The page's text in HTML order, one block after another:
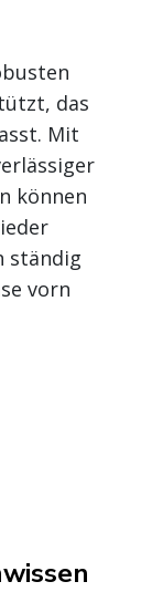
das
Mit
können
ständig
vorn